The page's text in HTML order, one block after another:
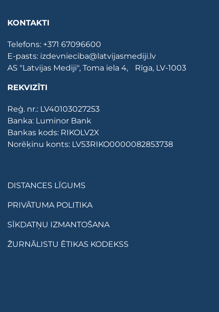
KONTAKTI
Telefons: +371 67096600
E-pasts: izdevnieciba@latvijasmediji.lv
AS "Latvijas Mediji", Toma iela 4, Rīga, LV-1003
REKVIZĪTI
Reģ. nr.: LV40103027253
Banka: Luminor Bank
Bankas kods: RIKOLV2X
Norēķinu konts: LV53RIKO0000082853738
DISTANCES LĪGUMS
PRIVĀTUMA POLITIKA
SĪKDATŅU IZMANTOŠANA
ŽURNĀLISTU ĒTIKAS KODEKSS